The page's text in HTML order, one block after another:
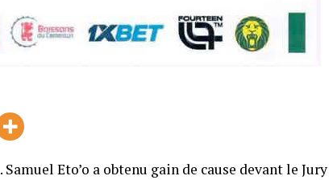
Eto’o a obtenu gain de cause devant le Jury